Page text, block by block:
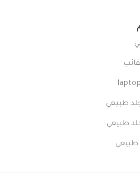
طبيعي
طبيعي
طبيعي